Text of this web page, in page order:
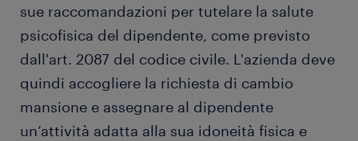
sue raccomandazioni per tutelare la salute
psicofisica del dipendente, come previsto
dall'art. 2087 del codice civile. L'azienda deve
quindi accogliere la richiesta di cambio
mansione e assegnare al dipendente
un’attività adatta alla sua idoneità fisica e